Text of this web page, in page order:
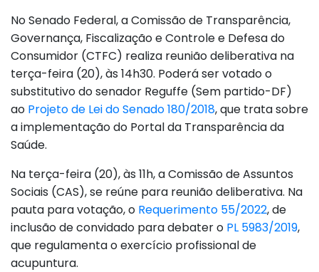
No Senado Federal, a Comissão de Transparência,
Governança, Fiscalização e Controle e Defesa do
Consumidor (CTFC) realiza reunião deliberativa na
terça-feira (20), às 14h30. Poderá ser votado o
substitutivo do senador Reguffe (Sem partido-DF)
ao Projeto de Lei do Senado 180/2018, que trata sobre
a implementação do Portal da Transparência da
Saúde.
Na terça-feira (20), às 11h, a Comissão de Assuntos
Sociais (CAS), se reúne para reunião deliberativa. Na
pauta para votação, o Requerimento 55/2022, de
inclusão de convidado para debater o PL 5983/2019,
que regulamenta o exercício profissional de
acupuntura.